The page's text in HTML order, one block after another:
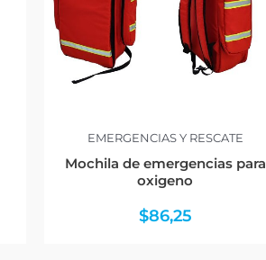
EMERGENCIAS Y RESCATE
Mochila de emergencias para
oxigeno
$86,25